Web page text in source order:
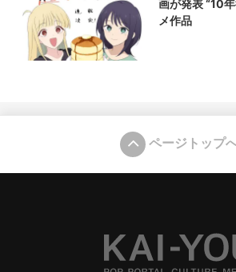
画が発表 “10
メ作品
ページトップ